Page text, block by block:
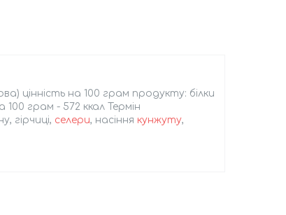
цінність на 100 грам продукту: білки
100 грам - 572 ккал Термін
гірчиці, селери, насіння кунжуту,